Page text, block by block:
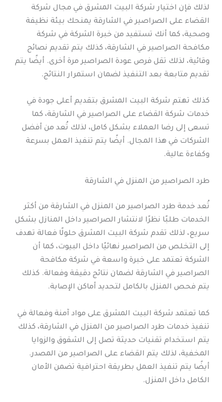
لذلك فإن اختيار شركة البيت المشرق في مجال شركة
القضاء على الصراصير في الشارقة يمنحك بيئة نظيفة
وصحية، كما أنك تستفيد من خبرة الشركة في شركة
مكافحة الصراصير في الشارقة، كذلك يتم تقديم نصائح
وقائية، لذلك تقل فرص عودة الصراصير مرة أخرى. أيضًا يتم
تقديم متابعة بعد التنفيذ لضمان استمرار النتائج.
كذلك تهتم شركة البيت المشرق بتقديم أعلى جودة في
خدمات شركة القضاء على الصراصير في الشارقة، كما
تسعى إلى رضا العملاء بشكل كامل، لذلك تُعد من أفضل
الشركات في هذا المجال. أيضًا يتم تنفيذ العمل بسرعة
وكفاءة عالية.
طرد الصراصير من المنزل في الشارقة
تُعد خدمة طرد الصراصير من المنزل في الشارقة من أكثر
الخدمات طلبًا نظرًا لانتشار الصراصير داخل المنازل بشكل
سريع، لذلك تقدم شركة البيت المشرق حلولًا فعالة تهدف
إلى التخلص من الصراصير نهائيًا داخل البيوت، كما أن
الشركة تعتمد على خبرة واسعة في شركة مكافحة
الصراصير في الشارقة لضمان نتائج دقيقة وفعالة. كذلك
يتم فحص المنزل بالكامل لتحديد أماكن الإصابة.
كما تعتمد شركة البيت المشرق على مواد آمنة وفعالة في
تنفيذ خدمات طرد الصراصير من المنزل في الشارقة، كذلك
يتم استخدام تقنيات حديثة تصل إلى الشقوق والزوايا
المخفية، لذلك يتم القضاء على الصراصير من المصدر.
أيضًا يتم تنفيذ العمل بطريقة احترافية تضمن الأمان
الكامل داخل المنزل.